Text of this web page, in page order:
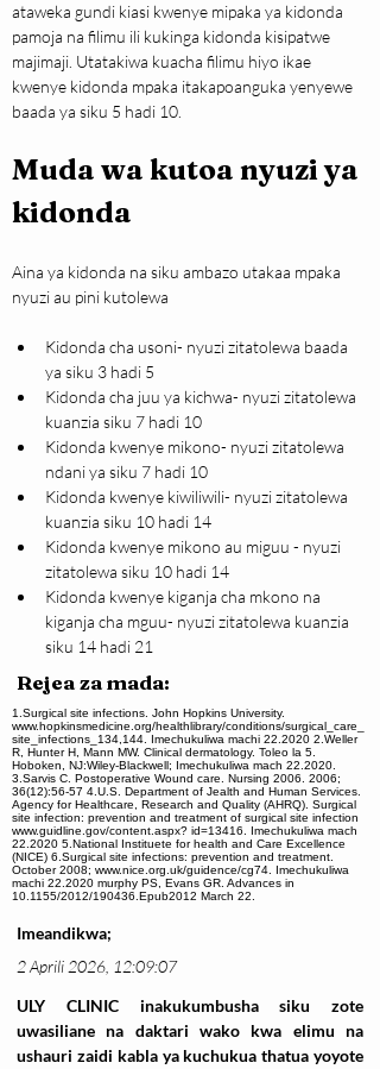
ataweka gundi kiasi kwenye mipaka ya kidonda
pamoja na filimu ili kukinga kidonda kisipatwe
majimaji. Utatakiwa kuacha filimu hiyo ikae
kwenye kidonda mpaka itakapoanguka yenyewe
baada ya siku 5 hadi 10.
Muda wa kutoa nyuzi ya
kidonda
Aina ya kidonda na siku ambazo utakaa mpaka
nyuzi au pini kutolewa
Kidonda cha usoni- nyuzi zitatolewa baada
ya siku 3 hadi 5
Kidonda cha juu ya kichwa- nyuzi zitatolewa
kuanzia siku 7 hadi 10
Kidonda kwenye mikono- nyuzi zitatolewa
ndani ya siku 7 hadi 10
Kidonda kwenye kiwiliwili- nyuzi zitatolewa
kuanzia siku 10 hadi 14
Kidonda kwenye mikono au miguu - nyuzi
zitatolewa siku 10 hadi 14
Kidonda kwenye kiganja cha mkono na
kiganja cha mguu- nyuzi zitatolewa kuanzia
siku 14 hadi 21
Rejea za mada:
1.Surgical site infections. John Hopkins University.
www.hopkinsmedicine.org/healthlibrary/conditions/surgical_care_
site_infections_134,144. Imechukuliwa machi 22.2020 2.Weller
R, Hunter H, Mann MW. Clinical dermatology. Toleo la 5.
Hoboken, NJ:Wiley-Blackwell; Imechukuliwa mach 22.2020.
3.Sarvis C. Postoperative Wound care. Nursing 2006. 2006;
36(12):56-57 4.U.S. Department of Jealth and Human Services.
Agency for Healthcare, Research and Quality (AHRQ). Surgical
site infection: prevention and treatment of surgical site infection
www.guidline.gov/content.aspx? id=13416. Imechukuliwa mach
22.2020 5.National Instituete for health and Care Excellence
(NICE) 6.Surgical site infections: prevention and treatment.
October 2008; www.nice.org.uk/guidence/cg74. Imechukuliwa
machi 22.2020 murphy PS, Evans GR. Advances in
10.1155/2012/190436.Epub2012 March 22.
Imeandikwa;
2 Aprili 2026, 12:09:07
ULY CLINIC inakukumbusha siku zote
uwasiliane na daktari wako kwa elimu na
ushauri zaidi kabla ya kuchukua thatua yoyote